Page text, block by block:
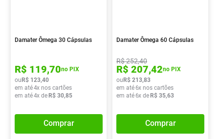
Damater Ômega 30 Cápsulas
R$ 119,70no PIX
ouR$ 123,40
em até4x nos cartões
em até4x deR$ 30,85
Comprar
Damater Ômega 60 Cápsulas
R$252,40
R$ 207,42no PIX
ouR$ 213,83
em até6x nos cartões
em até6x deR$ 35,63
Comprar
10 Vitamina D